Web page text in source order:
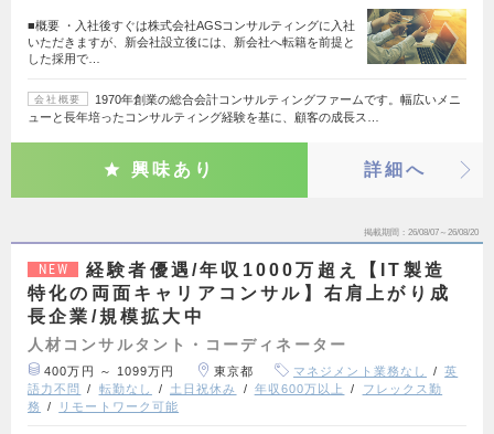
■概要 ・入社後すぐは株式会社AGSコンサルティングに入社
いただきますが、新会社設立後には、新会社へ転籍を前提と
した採用で…
会社概要
1970年創業の総合会計コンサルティングファームです。幅広いメニ
ューと長年培ったコンサルティング経験を基に、顧客の成長ス…
興味あり 詳細へ
掲載期間 26/08/07～26/08/20
NEW
経験者優遇/年収1000万超え【IT製造
特化の両面キャリアコンサル】右肩上がり成
長企業/規模拡大中
人材コンサルタント・コーディネーター
400万円 ～ 1099万円 東京都 マネジメント業務なし
英
語力不問
転勤なし 土日祝休み 年収600万以上
フレックス勤
務
リモートワーク可能